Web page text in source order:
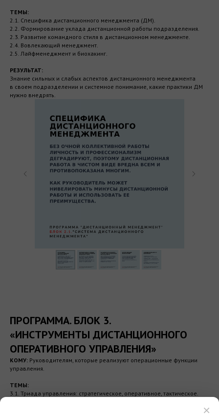
ТЕМЫ:
2.1. Специфика дистанционного менеджмента (ДМ).
2.2. Формирование уклада дистанционной работы подразделения.
2.3. Развитие командного стиля в дистанционном менеджменте.
2.4. Вовлекающий менеджмент.
2.5. Лайфменеджмент и биохакинг.
РЕЗУЛЬТАТ:
Знание сильных и слабых аспектов дистанционного менеджмента
в своем подразделении и системное понимание, какие практики ДМ
нужно внедрять.
ПРОГРАММА. БЛОК 3.
«ИНСТРУМЕНТЫ ДИСТАНЦИОННОГО
ОПЕРАТИВНОГО УПРАВЛЕНИЯ»
КОМУ: Руководителям, которые реализуют операционные функции
управления.
ТЕМЫ:
3.1. Триада управления: стратегическое, оперативное, тактическое.
×